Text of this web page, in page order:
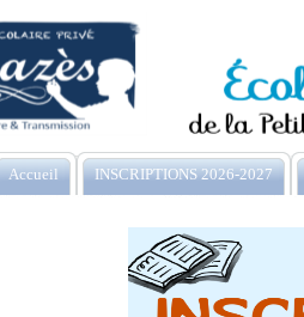
Accueil INSCRIPTIONS 2026-2027